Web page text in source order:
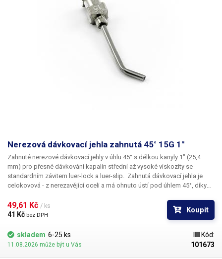
Nerezová dávkovací jehla zahnutá 45° 15G 1"
Zahnuté nerezové dávkovací jehly v úhlu 45° s délkou kanyly 1" (25,4
mm) pro přesné dávkování kapalin střední až vysoké viskozity se
standardním závitem luer-lock a luer-slip. Zahnutá dávkovací jehla je
celokovová - z nerezavějící oceli a má ohnuto ústí pod úhlem 45°, díky
nerezové jehly je vyrobena z ušlechtilé rafinované oceli a při její výrobě je
kladen důraz na kvalitu povrchu a přesné dodržení vnitřních průměrů.
49,61 Kč / ks
41 Kč bez DPH
Koupit
skladem 6-25 ks
11.08.2026 může být u Vás
Kód:
101673